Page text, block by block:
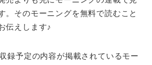
。そのモーニングを無料で読むこと
伝えします♪
録予定の内容が掲載されているモー